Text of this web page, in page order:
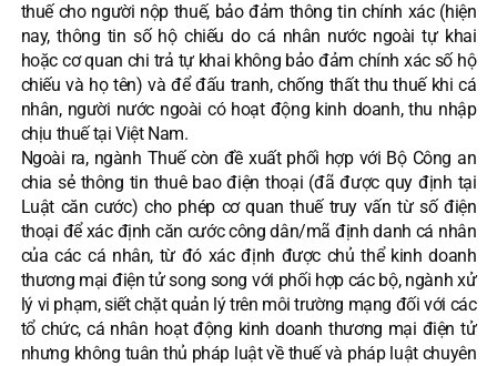
thuế cho người nộp thuế, bảo đảm thông tin chính xác (hiện
nay, thông tin số hộ chiếu do cá nhân nước ngoài tự khai
hoặc cơ quan chi trả tự khai không bảo đảm chính xác số hộ
chiếu và họ tên) và để đấu tranh, chống thất thu thuế khi cá
nhân, người nước ngoài có hoạt động kinh doanh, thu nhập
chịu thuế tại Việt Nam.
Ngoài ra, ngành Thuế còn đề xuất phối hợp với Bộ Công an
chia sẻ thông tin thuê bao điện thoại (đã được quy định tại
Luật căn cước) cho phép cơ quan thuế truy vấn từ số điện
thoại để xác định căn cước công dân/mã định danh cá nhân
của các cá nhân, từ đó xác định được chủ thể kinh doanh
thương mại điện tử song song với phối hợp các bộ, ngành xử
lý vi phạm, siết chặt quản lý trên môi trường mạng đối với các
tổ chức, cá nhân hoạt động kinh doanh thương mại điện tử
nhưng không tuân thủ pháp luật về thuế và pháp luật chuyên